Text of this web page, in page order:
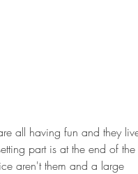
all having fun and they
part is at the end of the
aren't them and a large